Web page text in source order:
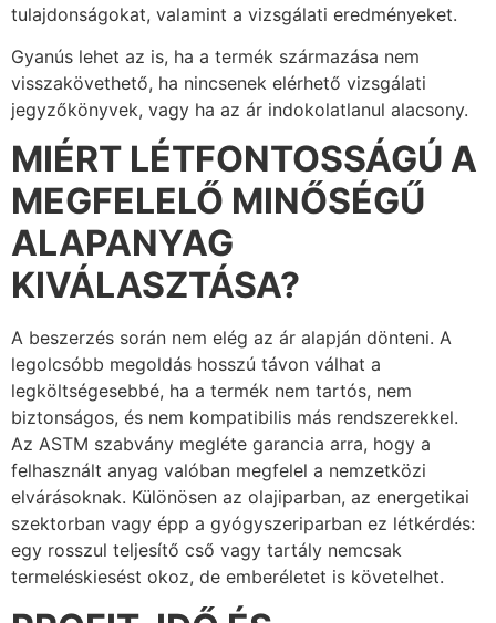
tulajdonságokat, valamint a vizsgálati eredményeket.
Gyanús lehet az is, ha a termék származása nem
visszakövethető, ha nincsenek elérhető vizsgálati
jegyzőkönyvek, vagy ha az ár indokolatlanul alacsony.
MIÉRT LÉTFONTOSSÁGÚ A
MEGFELELŐ MINŐSÉGŰ
ALAPANYAG
KIVÁLASZTÁSA?
A beszerzés során nem elég az ár alapján dönteni. A
legolcsóbb megoldás hosszú távon válhat a
legköltségesebbé, ha a termék nem tartós, nem
biztonságos, és nem kompatibilis más rendszerekkel.
Az ASTM szabvány megléte garancia arra, hogy a
felhasznált anyag valóban megfelel a nemzetközi
elvárásoknak. Különösen az olajiparban, az energetikai
szektorban vagy épp a gyógyszeriparban ez létkérdés:
egy rosszul teljesítő cső vagy tartály nemcsak
termeléskiesést okoz, de emberéletet is követelhet.